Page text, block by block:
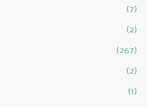
(7)
(2)
(267)
(2)
(1)